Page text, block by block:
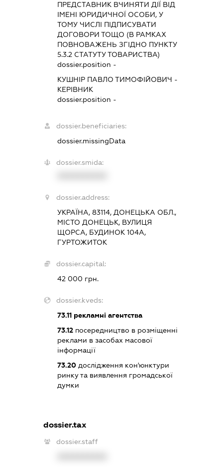
ПРЕДСТАВНИК ВЧИНЯТИ ДІЇ ВІД
ІМЕНІ ЮРИДИЧНОЇ ОСОБИ, У
ТОМУ ЧИСЛІ ПІДПИСУВАТИ
ДОГОВОРИ ТОЩО (В РАМКАХ
ПОВНОВАЖЕНЬ ЗГІДНО ПУНКТУ
5.3.2 СТАТУТУ ТОВАРИСТВА)
dossier.position -
КУШНІР ПАВЛО ТИМОФІЙОВИЧ -
КЕРІВНИК
dossier.position -
dossier.beneficiaries:
dossier.missingData
dossier.smida:
dossier.address:
УКРАЇНА, 83114, ДОНЕЦЬКА ОБЛ.,
МІСТО ДОНЕЦЬК, ВУЛИЦЯ
ЩОРСА, БУДИНОК 104А,
ГУРТОЖИТОК
dossier.capital:
42 000 грн.
dossier.kveds:
73.11 рекламні агентства
73.12 посередництво в розміщенні
реклами в засобах масової
інформації
73.20 дослідження кон'юнктури
ринку та виявлення громадської
думки
dossier.tax
dossier.staff